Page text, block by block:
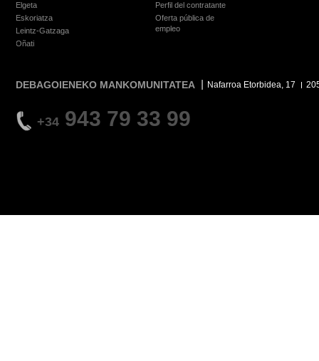
Elgeta
Eskoriatza
Leintz-Gatzaga
Oñati
Perfil del contratante
Oferta pública de
empleo
DEBAGOIENEKO MANKOMUNITATEA Nafarroa Etorbidea, 17
+34 943 79 33 99